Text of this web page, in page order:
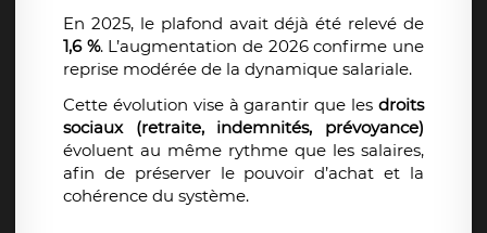
En 2025, le plafond avait déjà été relevé de
1,6 %. L’augmentation de 2026 confirme une
reprise modérée de la dynamique salariale.
Cette évolution vise à garantir que les droits
sociaux (retraite, indemnités, prévoyance)
évoluent au même rythme que les salaires,
afin de préserver le pouvoir d’achat et la
cohérence du système.